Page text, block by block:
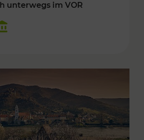
unterwegs im VOR